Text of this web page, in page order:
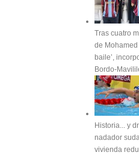
Tras cuatro
de
baile’,
Bordo-
Historia... y
nadador
vivienda